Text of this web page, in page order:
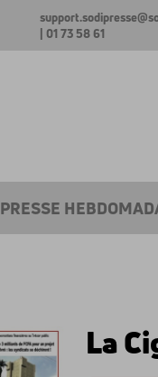
| 01 73 58 61
PRESSE
La